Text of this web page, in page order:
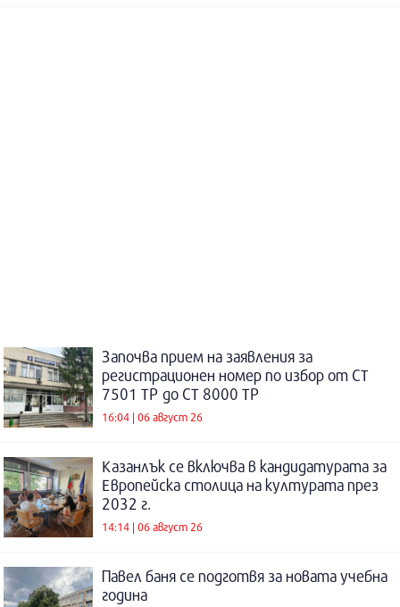
Започва прием на заявления за
регистрационен номер по избор от СТ
7501 ТР до СТ 8000 ТР
16:04 | 06 август 26
Казанлък се включва в кандидатурата за
Европейска столица на културата през
2032 г.
14:14 | 06 август 26
Павел баня се подготвя за новата учебна
година